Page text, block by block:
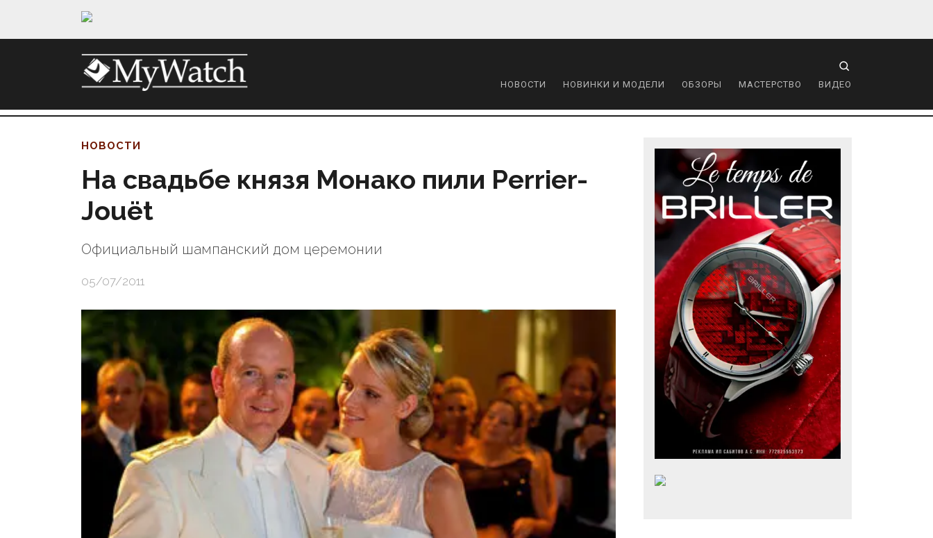
НОВОСТИ НОВИНКИ И МОДЕЛИ ОБЗОРЫ МАСТЕРСТВО ВИДЕО
НОВОСТИ
На свадьбе князя Монако пили Perrier-
Jouët
Официальный шампанский дом церемонии
05/07/2011